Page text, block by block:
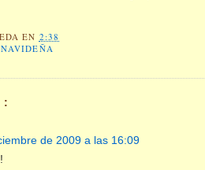
EN 2:38
:
de 2009 a las 16:09